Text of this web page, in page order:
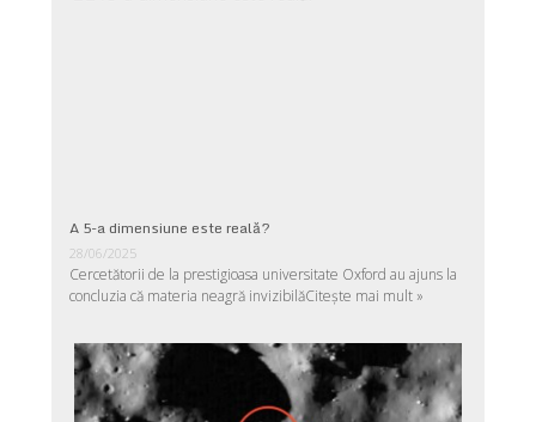
A 5-a dimensiune este reală?
28/06/2025
Cercetătorii de la prestigioasa universitate Oxford au ajuns la
concluzia că materia neagră invizibilăCitește mai mult »